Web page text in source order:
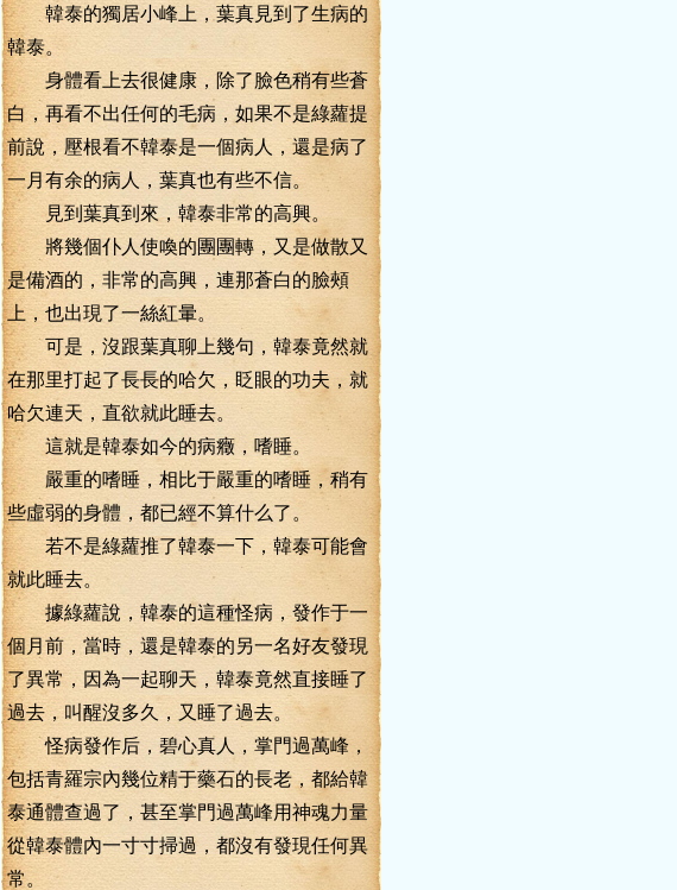
韓泰的獨居小峰上，葉真見到了生病的
韓泰。
身體看上去很健康，除了臉色稍有些蒼
白，再看不出任何的毛病，如果不是綠蘿提
前說，壓根看不韓泰是一個病人，還是病了
一月有余的病人，葉真也有些不信。
見到葉真到來，韓泰非常的高興。
將幾個仆人使喚的團團轉，又是做散又
是備酒的，非常的高興，連那蒼白的臉頰
上，也出現了一絲紅暈。
可是，沒跟葉真聊上幾句，韓泰竟然就
在那里打起了長長的哈欠，眨眼的功夫，就
哈欠連天，直欲就此睡去。
這就是韓泰如今的病癥，嗜睡。
嚴重的嗜睡，相比于嚴重的嗜睡，稍有
些虛弱的身體，都已經不算什么了。
若不是綠蘿推了韓泰一下，韓泰可能會
就此睡去。
據綠蘿說，韓泰的這種怪病，發作于一
個月前，當時，還是韓泰的另一名好友發現
了異常，因為一起聊天，韓泰竟然直接睡了
過去，叫醒沒多久，又睡了過去。
怪病發作后，碧心真人，掌門過萬峰，
包括青羅宗內幾位精于藥石的長老，都給韓
泰通體查過了，甚至掌門過萬峰用神魂力量
從韓泰體內一寸寸掃過，都沒有發現任何異
常。